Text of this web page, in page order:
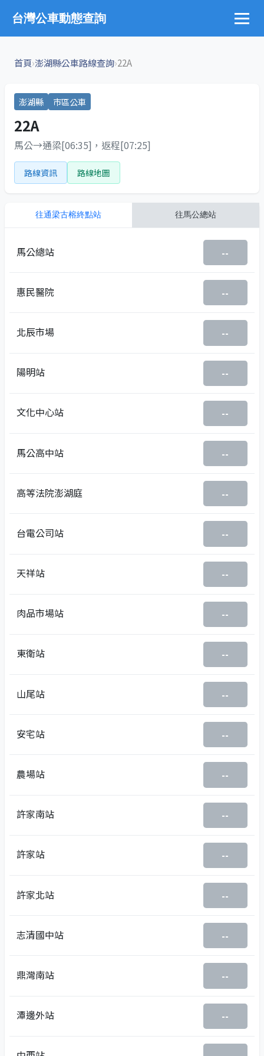
台灣公車動態查詢
首頁›澎湖縣公車路線查詢›22A
澎湖縣 市區公車
22A
馬公→通梁[06:35]，返程[07:25]
路線資訊 路線地圖
往通梁古榕終點站 往馬公總站
馬公總站 --
惠民醫院 --
北辰市場 --
陽明站 --
文化中心站 --
馬公高中站 --
高等法院澎湖庭 --
台電公司站 --
天祥站 --
肉品市場站 --
東衛站 --
山尾站 --
安宅站 --
農場站 --
許家南站 --
許家站 --
許家北站 --
志清國中站 --
鼎灣南站 --
潭邊外站 --